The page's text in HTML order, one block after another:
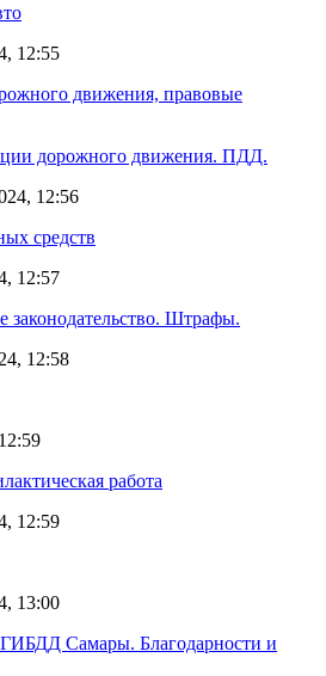
12:55
движения, правовые
дорожного движения. ПДД.
12:56
средств
12:57
законодательство. Штрафы.
12:58
работа
12:59
13:00
Самары. Благодарности и